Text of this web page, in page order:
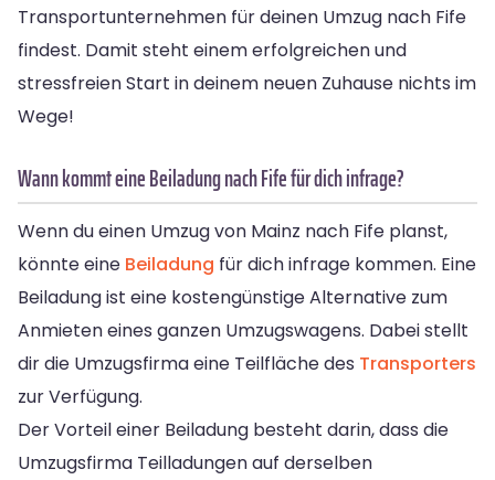
Transportunternehmen für deinen Umzug nach Fife
findest. Damit steht einem erfolgreichen und
stressfreien Start in deinem neuen Zuhause nichts im
Wege!
Wann kommt eine Beiladung nach Fife für dich infrage?
Wenn du einen Umzug von Mainz nach Fife planst,
könnte eine Beiladung für dich infrage kommen. Eine
Beiladung ist eine kostengünstige Alternative zum
Anmieten eines ganzen Umzugswagens. Dabei stellt
dir die Umzugsfirma eine Teilfläche des Transporters
zur Verfügung.
Der Vorteil einer Beiladung besteht darin, dass die
Umzugsfirma Teilladungen auf derselben